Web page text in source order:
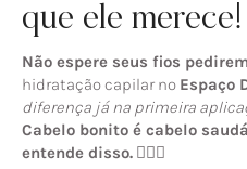
que ele merece!
Não espere seus fios
hidratação capilar no Espaço
diferença já na primeira
Cabelo bonito é cabelo
entende disso. 💆‍♀️✨